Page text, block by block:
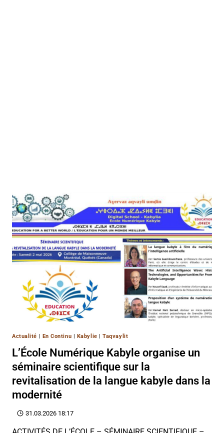
Actualité En Continu Kabylie |Taqvaylit
L’École Numérique Kabyle organise un
séminaire scientifique sur la
revitalisation de la langue kabyle dans la
modernité
31.03.2026 18:17